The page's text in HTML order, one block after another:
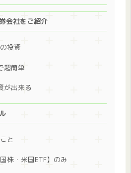
会社をご紹介
投資
超簡単
が出来る
と
株・米国ETF】のみ